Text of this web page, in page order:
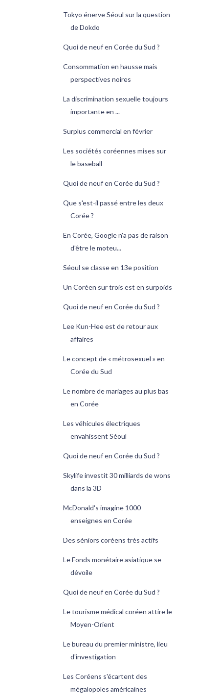
Tokyo énerve Séoul sur la question
de Dokdo
Quoi de neuf en Corée du Sud ?
Consommation en hausse mais
perspectives noires
La discrimination sexuelle toujours
importante en ...
Surplus commercial en février
Les sociétés coréennes mises sur
le baseball
Quoi de neuf en Corée du Sud ?
Que s'est-il passé entre les deux
Corée ?
En Corée, Google n'a pas de raison
d'être le moteu...
Séoul se classe en 13e position
Un Coréen sur trois est en surpoids
Quoi de neuf en Corée du Sud ?
Lee Kun-Hee est de retour aux
affaires
Le concept de « métrosexuel » en
Corée du Sud
Le nombre de mariages au plus bas
en Corée
Les véhicules électriques
envahissent Séoul
Quoi de neuf en Corée du Sud ?
Skylife investit 30 milliards de wons
dans la 3D
McDonald's imagine 1000
enseignes en Corée
Des séniors coréens très actifs
Le Fonds monétaire asiatique se
dévoile
Quoi de neuf en Corée du Sud ?
Le tourisme médical coréen attire le
Moyen-Orient
Le bureau du premier ministre, lieu
d'investigation
Les Coréens s'écartent des
mégalopoles américaines